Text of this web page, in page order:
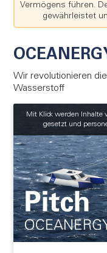
Blog
Presse
Login
Registrieren
Vermögens führen.
gewährleistet
Wir revolutionieren
Wasserstoff
Mit Klick werden Inhalte
gesetzt und